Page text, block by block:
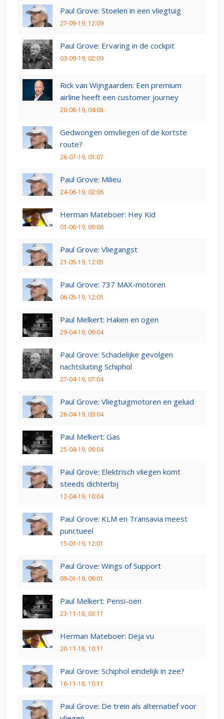
Paul Grove: Stoelen in een vliegtuig
27-09-19, 12:09
Paul Grove: Ervaring in de cockpit
03-09-19, 02:09
Rick van Wijngaarden: Een premium
airline heeft een customer journey
20-08-19, 04:08
Gedwongen omvliegen of de kortste
route?
26-07-19, 01:07
Paul Grove: Milieu
24-06-19, 02:06
Herman Mateboer: Hey Kid
01-06-19, 09:06
Paul Grove: Vliegangst
21-05-19, 12:05
Paul Grove: 737 MAX-motoren
06-05-19, 12:05
Paul Melkert: Haken en ogen
29-04-19, 09:04
Paul Grove: Schadelijke gevolgen
nachtsluiting Schiphol
27-04-19, 07:04
Paul Grove: Vliegtuigmotoren en geluid
26-04-19, 03:04
Paul Melkert: Gas
25-04-19, 09:04
Paul Grove: Elektrisch vliegen komt
steeds dichterbij
12-04-19, 10:04
Paul Grove: KLM en Transavia meest
punctueel
15-01-19, 12:01
Paul Grove: Wings of Support
09-01-19, 09:01
Paul Melkert: Pensi-oen
23-11-18, 03:11
Herman Mateboer: Deja vu
20-11-18, 10:11
Paul Grove: Schiphol eindelijk in zee?
16-11-18, 10:11
Paul Grove: De trein als alternatief voor